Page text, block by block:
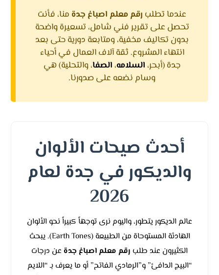
عندما تطلب رقم معلم اصباغ جدة منا، فأنت
تحصل على تقرير فني شامل، تسعيرة واضحة
بدون تكاليف مخفية، ومتابعة دورية حتى بعد
انتهاء المشروع. ثقة آلاف العمال في أحياء
جدة (أبحر، السلامه، الصفا، والتحلية) هي
وسام نضعه على صدورنا.
أحدث صيحات الألوان
والديكور في جدة لعام
2026
عالم الديكور يتطور، واليوم نرى توجهاً كبيراً نحو الألوان
الهادئة المستوحاة من الطبيعة (Earth Tones). يبحث
الكثيرون عند طلب رقم معلم اصباغ جدة عن درجات
“البيج الدافئ” و”الرمادي الفاتح” أو ما يعرف بـ “اللايم